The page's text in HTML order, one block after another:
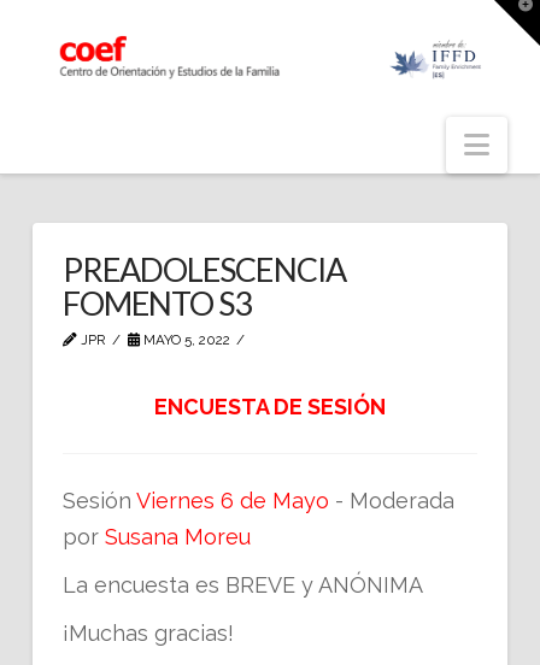
PREADOLESCENCIA
FOMENTO S3
JPR MAYO 5, 2022
ENCUESTA DE SESIÓN
Sesión Viernes 6 de Mayo - Moderada
por Susana Moreu
La encuesta es BREVE y ANÓNIMA
¡Muchas gracias!